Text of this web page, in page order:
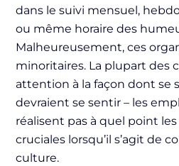
dans le suivi mensuel,
ou même horaire des
Malheureusement, ces
minoritaires. La plupart des
attention à la façon dont se
devraient se sentir – les
réalisent pas à quel point
cruciales lorsqu’il s’agit de
culture.